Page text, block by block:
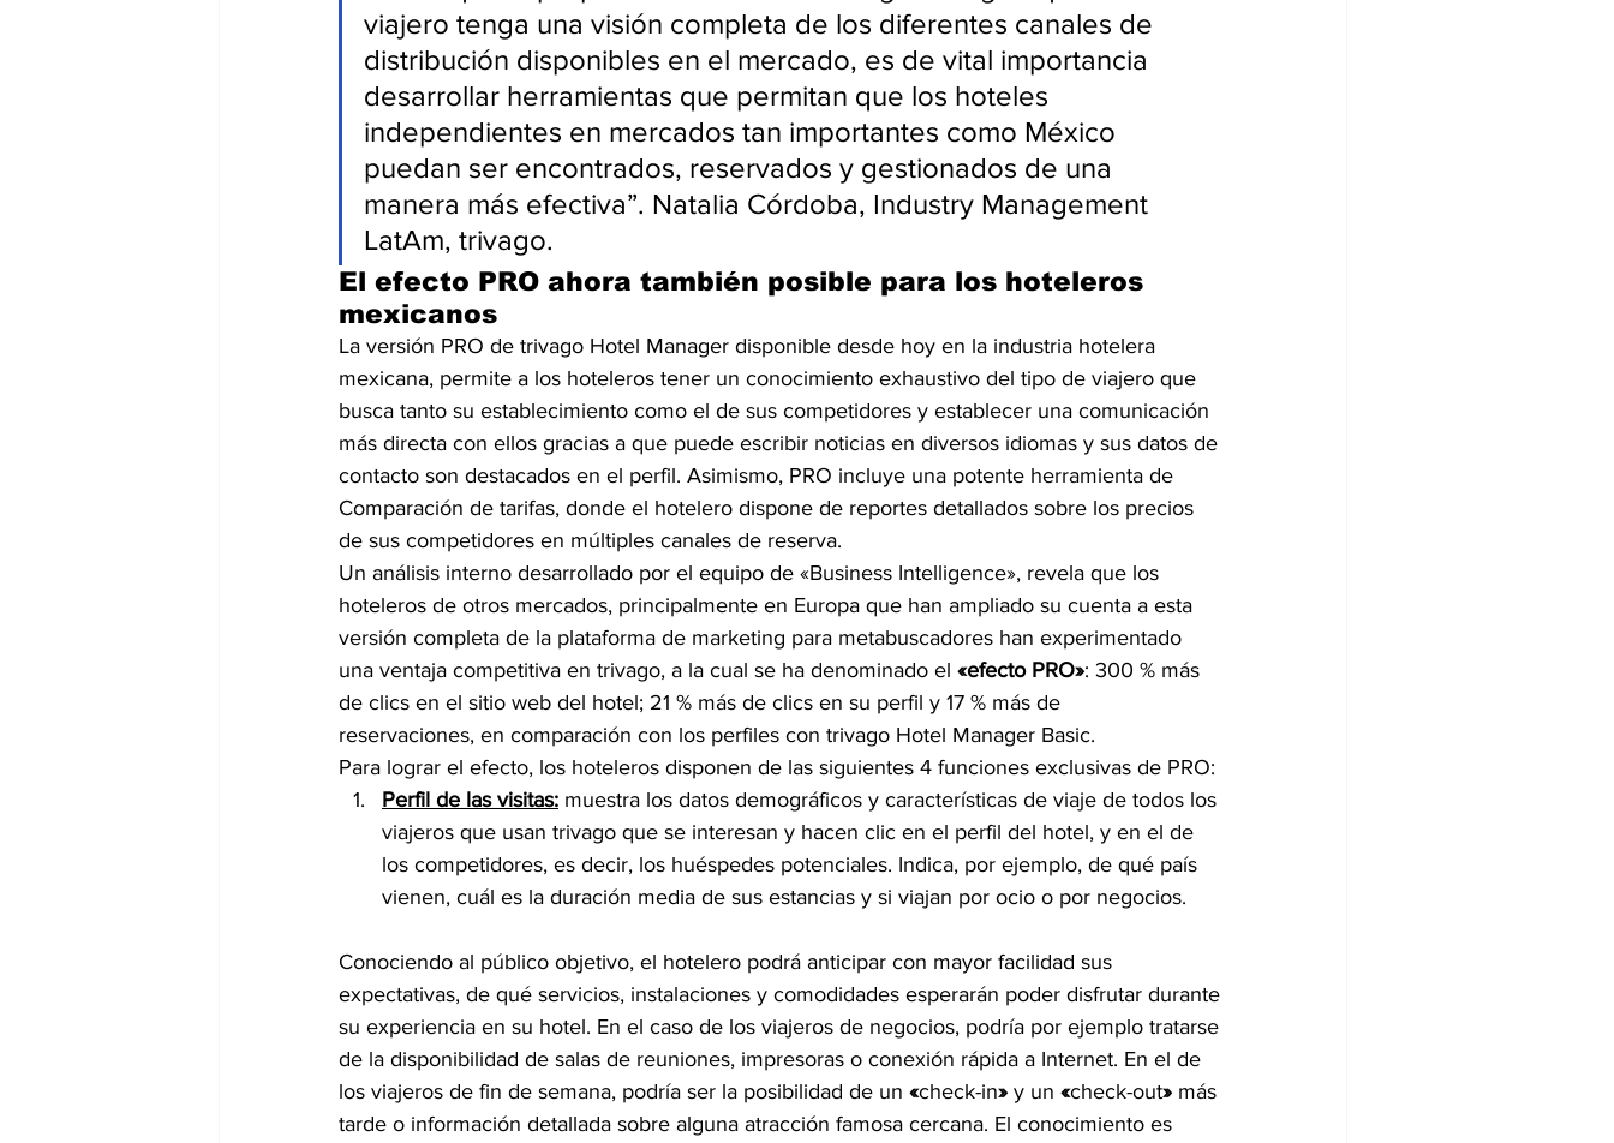
viajero tenga una visión completa de los diferentes canales de
distribución disponibles en el mercado, es de vital importancia
desarrollar herramientas que permitan que los hoteles
independientes en mercados tan importantes como México
puedan ser encontrados, reservados y gestionados de una
manera más efectiva”. Natalia Córdoba, Industry Management
LatAm, trivago.
El efecto PRO ahora también posible para los hoteleros
mexicanos
La versión PRO de trivago Hotel Manager disponible desde hoy en la industria hotelera
mexicana, permite a los hoteleros tener un conocimiento exhaustivo del tipo de viajero que
busca tanto su establecimiento como el de sus competidores y establecer una comunicación
más directa con ellos gracias a que puede escribir noticias en diversos idiomas y sus datos de
contacto son destacados en el perfil. Asimismo, PRO incluye una potente herramienta de
Comparación de tarifas, donde el hotelero dispone de reportes detallados sobre los precios
de sus competidores en múltiples canales de reserva.
Un análisis interno desarrollado por el equipo de «Business Intelligence», revela que los
hoteleros de otros mercados, principalmente en Europa que han ampliado su cuenta a esta
versión completa de la plataforma de marketing para metabuscadores han experimentado
una ventaja competitiva en trivago, a la cual se ha denominado el «efecto PRO»: 300 % más
de clics en el sitio web del hotel; 21 % más de clics en su perfil y 17 % más de
reservaciones, en comparación con los perfiles con trivago Hotel Manager Basic.
Para lograr el efecto, los hoteleros disponen de las siguientes 4 funciones exclusivas de PRO:
Perfil de las visitas: muestra los datos demográficos y características de viaje de todos los
viajeros que usan trivago que se interesan y hacen clic en el perfil del hotel, y en el de
los competidores, es decir, los huéspedes potenciales. Indica, por ejemplo, de qué país
vienen, cuál es la duración media de sus estancias y si viajan por ocio o por negocios.
Conociendo al público objetivo, el hotelero podrá anticipar con mayor facilidad sus
expectativas, de qué servicios, instalaciones y comodidades esperarán poder disfrutar durante
su experiencia en su hotel. En el caso de los viajeros de negocios, podría por ejemplo tratarse
de la disponibilidad de salas de reuniones, impresoras o conexión rápida a Internet. En el de
los viajeros de fin de semana, podría ser la posibilidad de un «check-in» y un «check-out» más
tarde o información detallada sobre alguna atracción famosa cercana. El conocimiento es